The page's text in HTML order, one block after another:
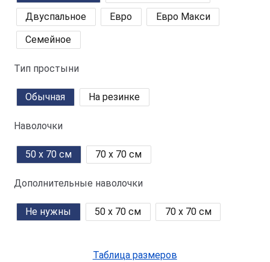
Двуспальное Евро
Евро Макси
Семейное
Тип простыни
Обычная На резинке
Наволочки
50 x 70 см 70 x 70 см
Дополнительные наволочки
Не нужны 50 x 70 см 70 x 70 см
Таблица размеров